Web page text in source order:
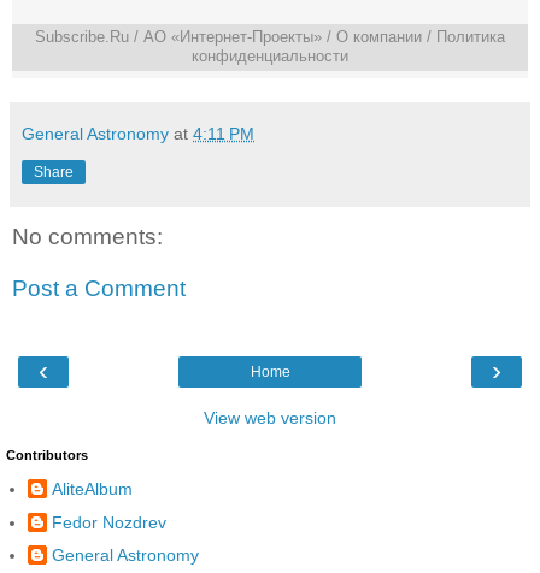
Subscribe.Ru / АО «Интернет-Проекты» / О компании / Политика
конфиденциальности
General Astronomy at 4:11 PM
Share
No comments:
Post a Comment
‹ ›
Home
View web version
Contributors
AliteAlbum
Fedor Nozdrev
General Astronomy